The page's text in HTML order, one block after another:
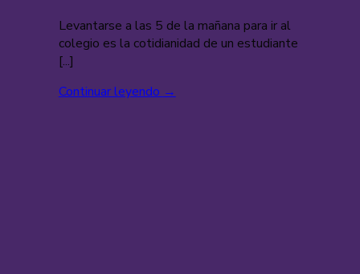
Levantarse a las 5 de la mañana para ir al
colegio es la cotidianidad de un estudiante
[...]
Continuar leyendo →